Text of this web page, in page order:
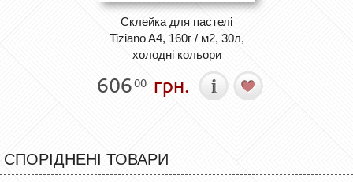
Cклейка для пастелі
Tiziano A4, 160г / м2, 30л,
холодні кольори
60600 грн.
СПОРІДНЕНІ ТОВАРИ